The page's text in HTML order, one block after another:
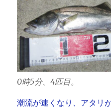
0時5分、4匹目。
潮流が速くなり、アタリ